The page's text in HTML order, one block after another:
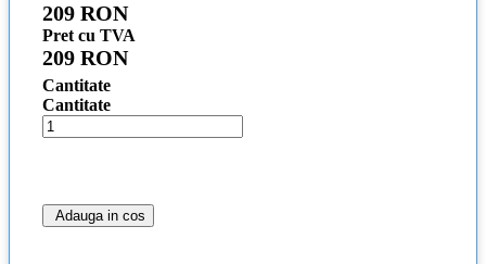
209 RON
Pret cu TVA
209 RON
Cantitate
Cantitate
Adauga in cos